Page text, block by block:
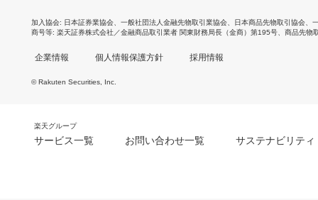
加入協会 日本証券業協会 一般社団法人金融先物取引業協会 日本商品先物取引協会
商号等 楽天証券株式会社／金融商品取引業者 関東財務局長（金商）第195号、商品先物
企業情報 個人情報保護方針 採用情報
© Rakuten Securities, Inc.
楽天グループ
サービス一覧 お問い合わせ一覧 サステナビリティ